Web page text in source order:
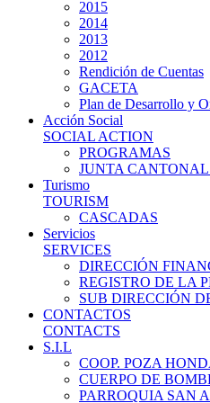
2015
2014
2013
2012
Rendición de Cuentas
GACETA
Plan de Desarrollo y
Acción Social
SOCIAL ACTION
PROGRAMAS
JUNTA CANTONAL
Turismo
TOURISM
CASCADAS
Servicios
SERVICES
DIRECCIÓN
REGISTRO DE LA
SUB DIRECCIÓN
CONTACTOS
CONTACTS
S.I.L
COOP. POZA
CUERPO DE
PARROQUIA SAN